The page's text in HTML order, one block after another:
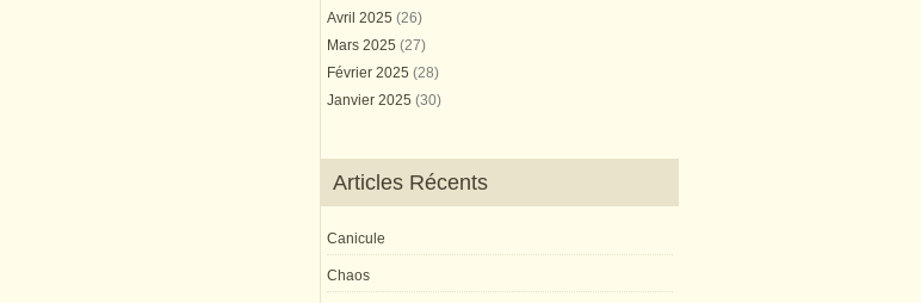
Avril 2025 (26)
Mars 2025 (27)
Février 2025 (28)
Janvier 2025 (30)
Articles Récents
Canicule
Chaos